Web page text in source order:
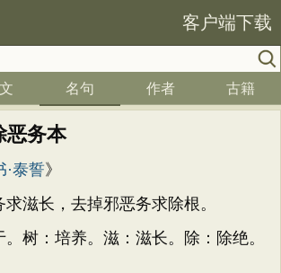
客户端下载
名句 作者 古籍
恶务本
·泰誓》
滋长，去掉邪恶务求除根。
树：培养。滋：滋长。除：除绝。